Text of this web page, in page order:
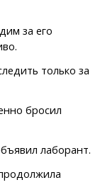
за его
только за
бросил
лаборант.